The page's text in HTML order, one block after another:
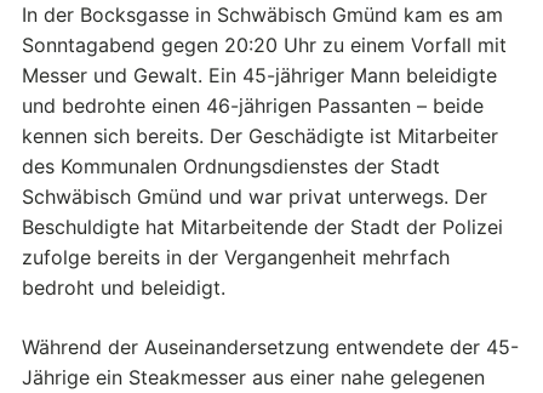
In der Bocksgasse in Schwäbisch Gmünd kam es am
Sonntagabend gegen 20:20 Uhr zu einem Vorfall mit
Messer und Gewalt. Ein 45-jähriger Mann beleidigte
und bedrohte einen 46-jährigen Passanten – beide
kennen sich bereits. Der Geschädigte ist Mitarbeiter
des Kommunalen Ordnungsdienstes der Stadt
Schwäbisch Gmünd und war privat unterwegs. Der
Beschuldigte hat Mitarbeitende der Stadt der Polizei
zufolge bereits in der Vergangenheit mehrfach
bedroht und beleidigt.
Während der Auseinandersetzung entwendete der 45-
Jährige ein Steakmesser aus einer nahe gelegenen